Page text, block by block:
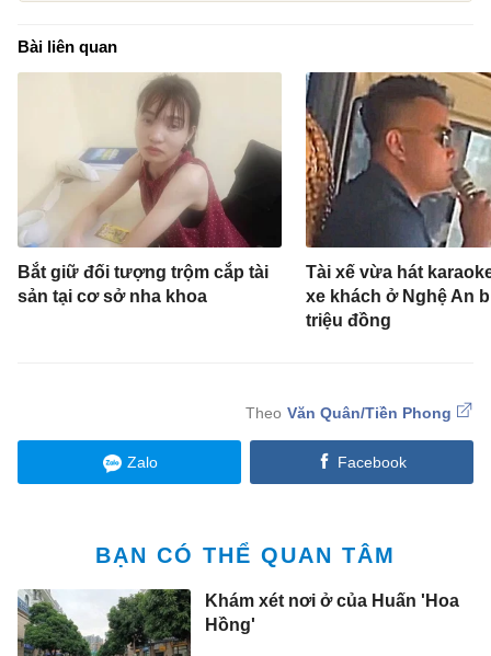
Bài liên quan
Bắt giữ đối tượng trộm cắp tài
sản tại cơ sở nha khoa
Tài xế vừa hát
xe khách ở Nghệ An
triệu đồng
Văn Quân/Tiền Phong
Zalo Facebook
BẠN CÓ THỂ QUAN TÂM
Khám xét nơi ở của Huấn 'Hoa
Hồng'